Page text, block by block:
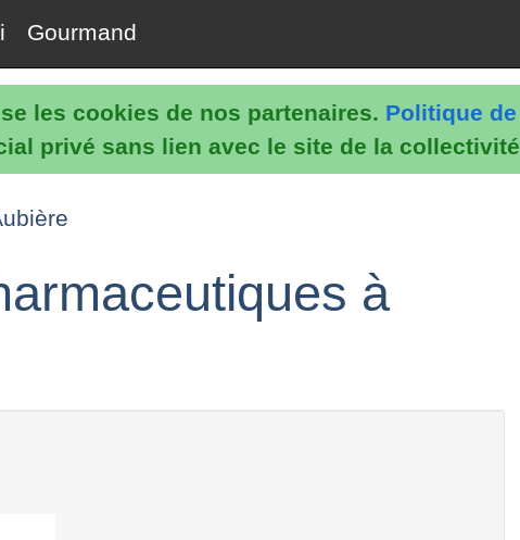
les cookies de nos partenaires. Politique
privé sans lien avec le site de la collectivité
Gourmand
à